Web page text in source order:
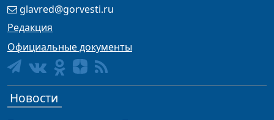
glavred@gorvesti.ru
Редакция
Официальные документы
Новости